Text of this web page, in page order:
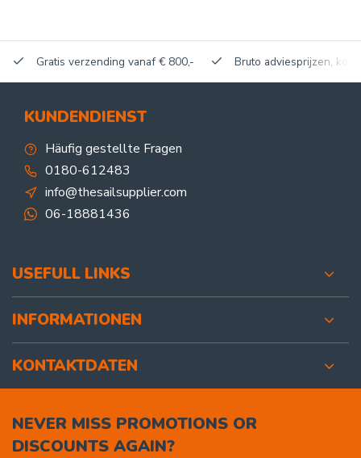
Gratis verzending vanaf € 800,- Bruto adviesprijzen,
KUNDENDIENST
Häufig gestellte Fragen
0180-612483
info@thesailsupplier.com
06-18881436
USEFULL LINKS
INFORMATIONEN
KONTAKTDATEN
NEVER MISS PROMOTIONS OR
DISCOUNTS AGAIN?